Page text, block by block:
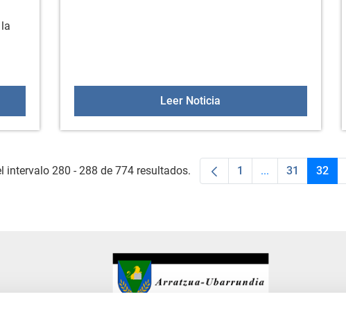
los marcapáginas de 2025Leer Noticia
intervalo 280 - 288 de 774 resultados. Página
1 ...PáginasPágina
31 32